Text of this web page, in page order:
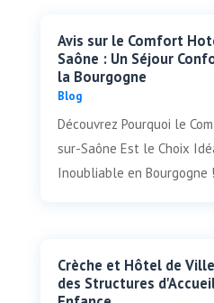
Avis sur le Comfort
Saône : Un Séjour
la Bourgogne
Blog
Découvrez Pourquoi le
sur-Saône Est le Choix
Inoubliable en Bourgogne
Crèche et Hôtel de
des Structures